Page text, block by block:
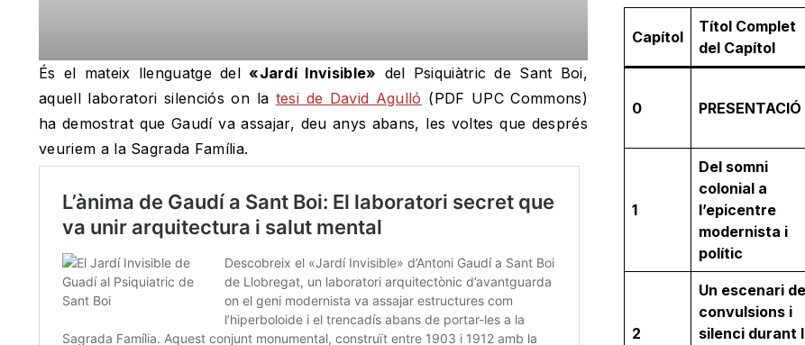
És el mateix llenguatge del «Jardí Invisible» del Psiquiàtric de Sant Boi,
aquell laboratori silenciós on la tesi de David Agulló (PDF UPC Commons)
ha demostrat que Gaudí va assajar, deu anys abans, les voltes que després
veuriem a la Sagrada Família.
Capítol
Títol Complet
del Capítol
0 PRESENTACIÓ
1
Del somni
colonial a
l’epicentre
modernista i
polític
2
Un escenari de
convulsions i
silenci durant